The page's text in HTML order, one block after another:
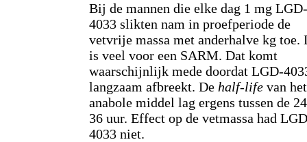
Bij de mannen die elke dag 1 mg LGD-
4033 slikten nam in proefperiode de
vetvrije massa met anderhalve kg toe.
is veel voor een SARM. Dat komt
waarschijnlijk mede doordat LGD-
langzaam afbreekt. De half-life van het
anabole middel lag ergens tussen de
36 uur. Effect op de vetmassa had
4033 niet.